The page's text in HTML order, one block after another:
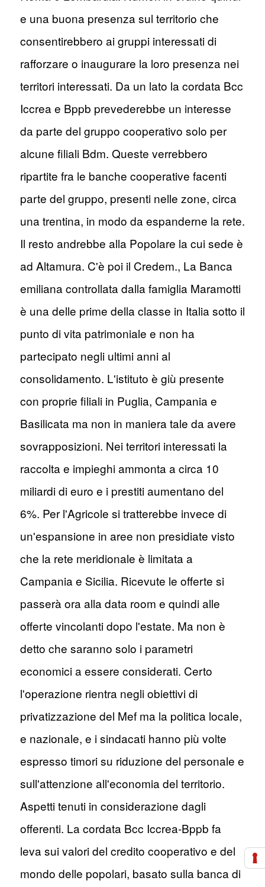
e una buona presenza sul territorio che
consentirebbero ai gruppi interessati di
rafforzare o inaugurare la loro presenza nei
territori interessati. Da un lato la cordata Bcc
Iccrea e Bppb prevederebbe un interesse
da parte del gruppo cooperativo solo per
alcune filiali Bdm. Queste verrebbero
ripartite fra le banche cooperative facenti
parte del gruppo, presenti nelle zone, circa
una trentina, in modo da espanderne la rete.
Il resto andrebbe alla Popolare la cui sede è
ad Altamura. C'è poi il Credem., La Banca
emiliana controllata dalla famiglia Maramotti
è una delle prime della classe in Italia sotto il
punto di vita patrimoniale e non ha
partecipato negli ultimi anni al
consolidamento. L'istituto è giù presente
con proprie filiali in Puglia, Campania e
Basilicata ma non in maniera tale da avere
sovrapposizioni. Nei territori interessati la
raccolta e impieghi ammonta a circa 10
miliardi di euro e i prestiti aumentano del
6%. Per l'Agricole si tratterebbe invece di
un'espansione in aree non presidiate visto
che la rete meridionale è limitata a
Campania e Sicilia. Ricevute le offerte si
passerà ora alla data room e quindi alle
offerte vincolanti dopo l'estate. Ma non è
detto che saranno solo i parametri
economici a essere considerati. Certo
l'operazione rientra negli obiettivi di
privatizzazione del Mef ma la politica locale,
e nazionale, e i sindacati hanno più volte
espresso timori su riduzione del personale e
sull'attenzione all'economia del territorio.
Aspetti tenuti in considerazione dagli
offerenti. La cordata Bcc Iccrea-Bppb fa
leva sui valori del credito cooperativo e del
mondo delle popolari, basato sulla banca di